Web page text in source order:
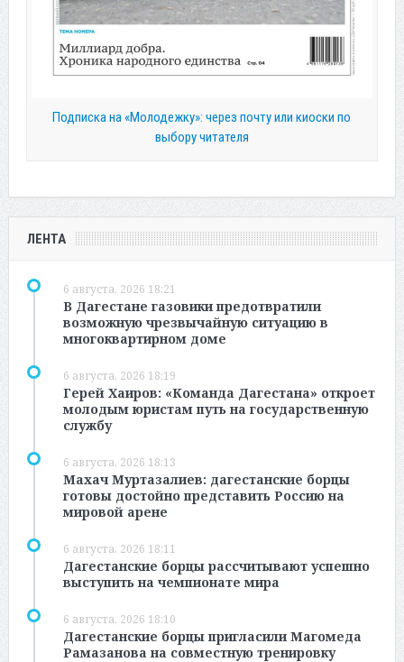
Подписка на «Молодежку»: через почту или киоски по
выбору читателя
ЛЕНТА
6 августа, 2026 18:21
В Дагестане газовики предотвратили
возможную чрезвычайную ситуацию в
многоквартирном доме
6 августа, 2026 18:19
Герей Хаиров: «Команда Дагестана» откроет
молодым юристам путь на государственную
службу
6 августа, 2026 18:13
Махач Муртазалиев: дагестанские борцы
готовы достойно представить Россию на
мировой арене
6 августа, 2026 18:11
Дагестанские борцы рассчитывают успешно
выступить на чемпионате мира
6 августа, 2026 18:10
Дагестанские борцы пригласили Магомеда
Рамазанова на совместную тренировку